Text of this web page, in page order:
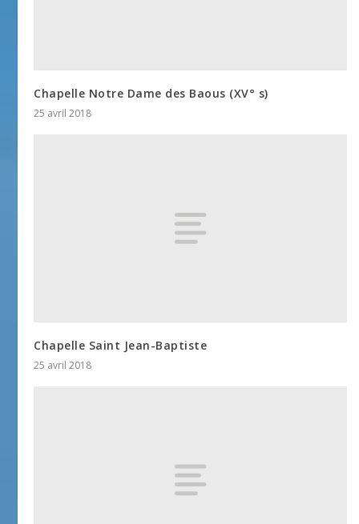
Chapelle Notre Dame des Baous (XV° s)
25 avril 2018
Chapelle Saint Jean-Baptiste
25 avril 2018